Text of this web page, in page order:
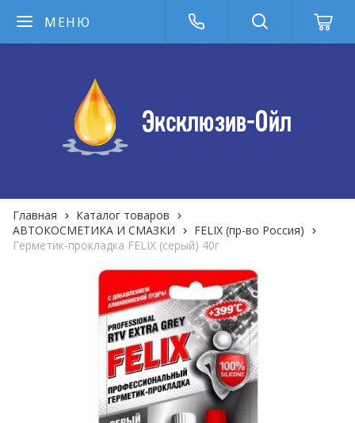
МЕНЮ
Главная
Каталог товаров
АВТОКОСМЕТИКА И СМАЗКИ
FELIX (пр-во Россия)
Герметик-прокладка FELIX (серый) 40г